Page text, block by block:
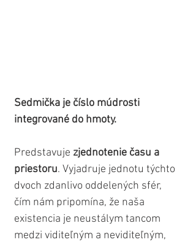
Sedmička je číslo múdrosti
integrované do hmoty.
Predstavuje zjednotenie času a
priestoru. Vyjadruje jednotu týchto
dvoch zdanlivo oddelených sfér,
čím nám pripomína, že naša
existencia je neustálym tancom
medzi viditeľným a neviditeľným,